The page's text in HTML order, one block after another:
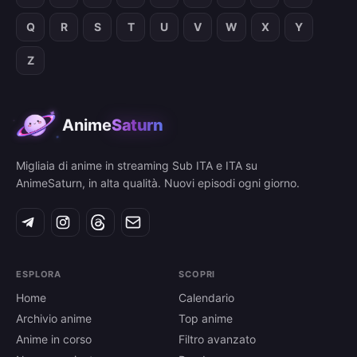
Q R S T U V W X Y
Z
AnimeSaturn
Migliaia di anime in streaming Sub ITA e ITA su
AnimeSaturn, in alta qualità. Nuovi episodi ogni giorno.
ESPLORA
Home
Archivio anime
Anime in corso
SCOPRI
Calendario
Top anime
Filtro avanzato